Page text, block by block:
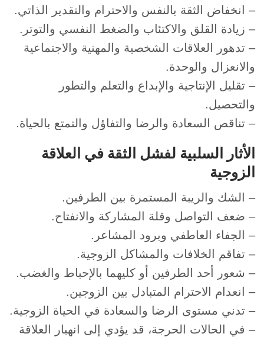
– انخفاض الثقة بالنفس والاحترام والتقدير الذاتي.
– زيادة القلق والاكتئاب والضغط النفسي والتوتر.
– تدهور العلاقات الشخصية والمهنية والاجتماعية
والانعزال والوحدة.
– تقليل الإنتاجية والإبداع والتعلم والتطور
والتحصيل.
– تناقص السعادة والرضا والتفاؤل والتمتع بالحياة.
الأثار السلبية لفشل الثقة في العلاقة
الزوجية
– الشك والريبة المستمرة بين الطرفين.
– ضعف التواصل وقلة المشاركة والانفتاح.
– الجفاء العاطفي وبرود المشاعر.
– تفاقم الخلافات والمشاكل الزوجية.
– شعور أحد الطرفين أو كليهما بالإحباط والغضب.
– انعدام الاحترام المتبادل بين الزوجين.
– تدني مستوى الرضا والسعادة في الحياة الزوجية.
– في الحالات الحرجة، قد يؤدي إلى انهيار العلاقة